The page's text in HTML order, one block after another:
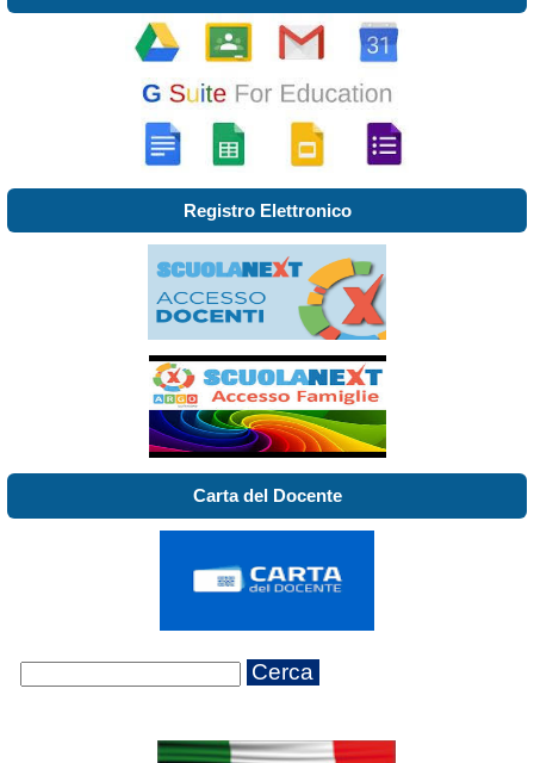
Registro Elettronico
Carta del Docente
Cerca